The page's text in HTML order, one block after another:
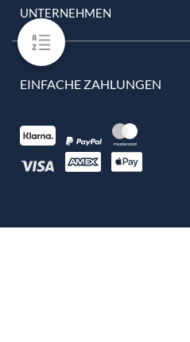
UNTERNEHMEN
EINFACHE ZAHLUNGEN